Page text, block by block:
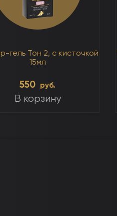
гель Тон 2, с кисточкой
15мл
550 руб.
В корзину